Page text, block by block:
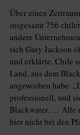
Über einen
insgesamt 756
andere
sich Gary Jackson
und erklärte, Chile
Land, aus dem
angeworben habe.
professionell, und
Blackwater. … Alle
hier nicht bei den